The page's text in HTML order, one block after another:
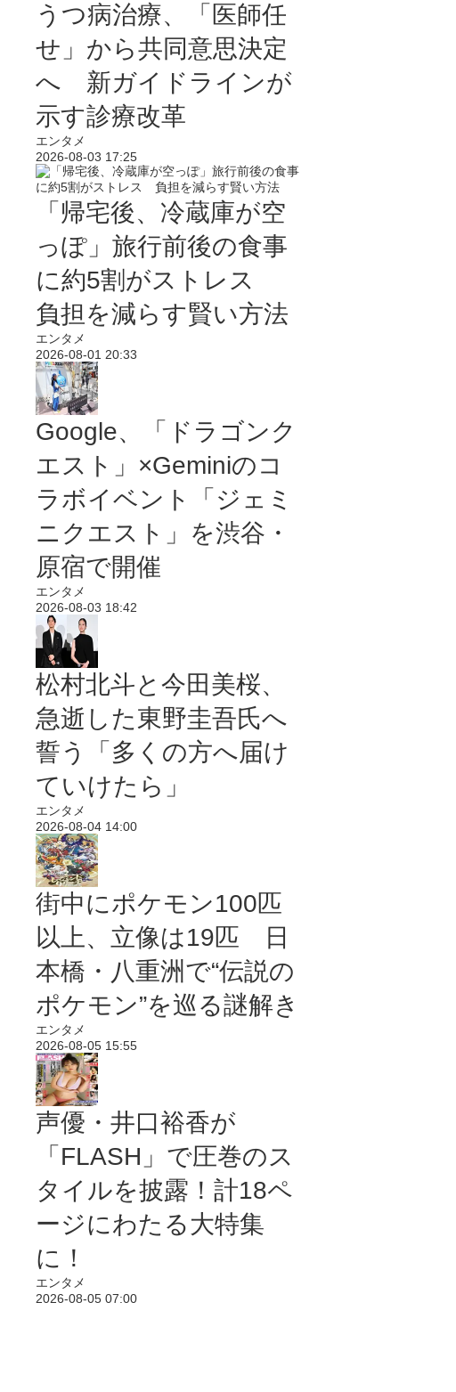
うつ病治療、「医師任
せ」から共同意思決定
へ 新ガイドラインが
示す診療改革
エンタメ
2026-08-03 17:25
「帰宅後、冷蔵庫が空
っぽ」旅行前後の食事
に約5割がストレス
負担を減らす賢い方法
エンタメ
2026-08-01 20:33
Google、「ドラゴンク
エスト」×Geminiのコ
ラボイベント「ジェミ
ニクエスト」を渋谷・
原宿で開催
エンタメ
2026-08-03 18:42
松村北斗と今田美桜、
急逝した東野圭吾氏へ
誓う「多くの方へ届け
ていけたら」
エンタメ
2026-08-04 14:00
街中にポケモン100匹
以上、立像は19匹 日
本橋・八重洲で“伝説の
ポケモン”を巡る謎解き
エンタメ
2026-08-05 15:55
声優・井口裕香が
「FLASH」で圧巻のス
タイルを披露！計18ペ
ージにわたる大特集
に！
エンタメ
2026-08-05 07:00